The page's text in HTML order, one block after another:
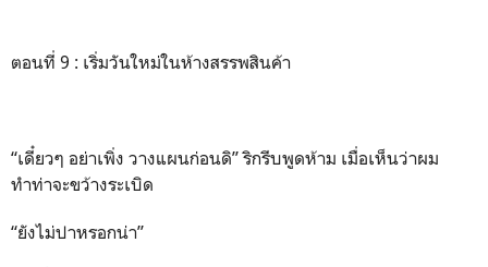
ตอนที่ 9 : เริ่มวันใหม่ในห้างสรรพสินค้า
“เดี๋ยวๆ อย่าเพิ่ง วางแผนก่อนดิ” ริกรีบพูดห้าม เมื่อเห็นว่าผม
ทำท่าจะขว้างระเบิด
“ยังไม่ปาหรอกน่า”